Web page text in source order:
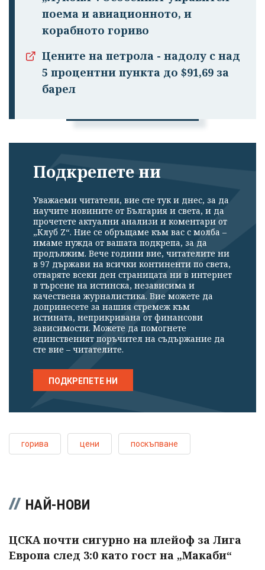
Успешно
излязохте от
поема и авиационното, и
корабното гориво
Цените на петрола - надолу с над
5 процентни пункта до $91,69 за
барел
Подкрепете ни
Уважаеми читатели, вие сте тук и днес, за да
научите новините от България и света, и да
прочетете актуални анализи и коментари от
„Клуб Z“. Ние се обръщаме към вас с молба –
имаме нужда от вашата подкрепа, за да
продължим. Вече години вие, читателите ни
в 97 държави на всички континенти по света,
отваряте всеки ден страницата ни в интернет
в търсене на истинска, независима и
качествена журналистика. Вие можете да
допринесете за нашия стремеж към
истината, неприкривана от финансови
зависимости. Можете да помогнете
единственият поръчител на съдържание да
сте вие – читателите.
ПОДКРЕПЕТЕ НИ
горива цени поскъпване
НАЙ-НОВИ
ЦСКА почти сигурно на плейоф за Лига
Европа след 3:0 като гост на „Макаби“